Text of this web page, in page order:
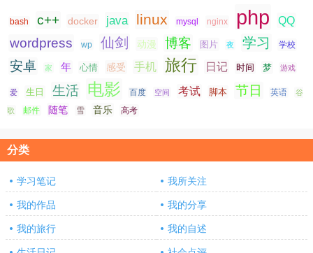
bash c++ docker java linux mysql nginx php QQ
wordpress wp 仙剑 动漫 博客 图片 夜 学习 学校
安卓 家 年 心情 感受 手机 旅行 日记 时间 梦 游戏
爱 生日 生活 电影 百度 空间 考试 脚本 节日 英语 谷
歌 邮件 随笔 雪 音乐 高考
分类
学习笔记 我所关注
我的作品 我的分享
我的旅行 我的自述